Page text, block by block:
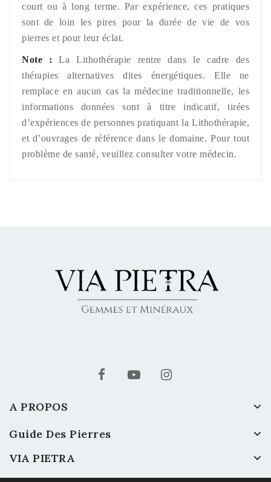
court ou à long terme. Par expérience, ces pratiques
sont de loin les pires pour la durée de vie de vos
pierres et pour leur éclat.
Note : La Lithothérapie rentre dans le cadre des
thérapies alternatives dites énergétiques. Elle ne
remplace en aucun cas la médecine traditionnelle, les
informations données sont à titre indicatif, tirées
d’expériences de personnes pratiquant la Lithothérapie,
et d’ouvrages de référence dans le domaine. Pour tout
problème de santé, veuillez consulter votre médecin.
A PROPOS
Guide Des Pierres
VIA PIETRA